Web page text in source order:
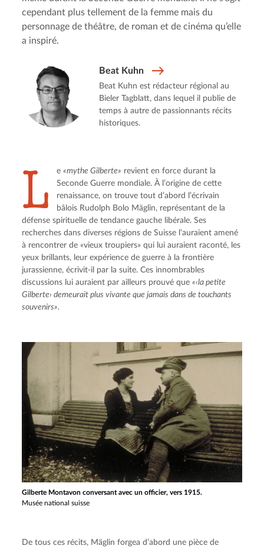
cependant plus tellement de la femme mais du
personnage de théâtre, de roman et de cinéma qu’elle
a inspiré.
Beat Kuhn
Beat Kuhn est rédacteur régional au
Bieler Tagblatt, dans lequel il publie de
temps à autre de passionnants récits
historiques.
L e «mythe Gilberte» revient en force durant la
Seconde Guerre mondiale. À l’origine de cette
renaissance, on trouve tout d’abord l’écrivain
bâlois Rudolph Bolo Mäglin, représentant de la
défense spirituelle de tendance gauche libérale. Ses
recherches dans diverses régions de Suisse l’auraient amené
à rencontrer de «vieux troupiers» qui lui auraient raconté, les
yeux brillants, leur expérience de guerre à la frontière
jurassienne, écrivit-il par la suite. Ces innombrables
discussions lui auraient par ailleurs prouvé que «‹la petite
Gilberte› demeurait plus vivante que jamais dans de touchants
souvenirs».
Gilberte Montavon conversant avec un officier, vers 1915.
Musée national suisse
De tous ces récits, Mäglin forgea d’abord une pièce de